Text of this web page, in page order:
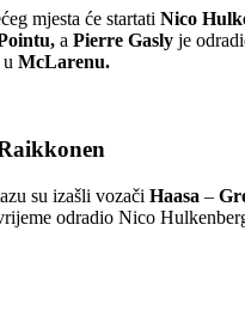
mjesta će startati Nico
a Pierre Gasly je
u McLarenu.
su izašli vozači Haasa –
odradio Nico